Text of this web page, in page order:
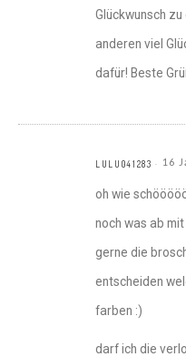
Glückwunsch zu
anderen viel
dafür! Beste
LULU041283 16
oh wie
noch was ab
gerne die
entscheiden
farben :)
darf ich die